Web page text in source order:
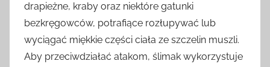
drapieżne, kraby oraz niektóre gatunki
bezkręgowców, potrafiące rozłupywać lub
wyciągać miękkie części ciała ze szczelin muszli.
Aby przeciwdziałać atakom, ślimak wykorzystuje